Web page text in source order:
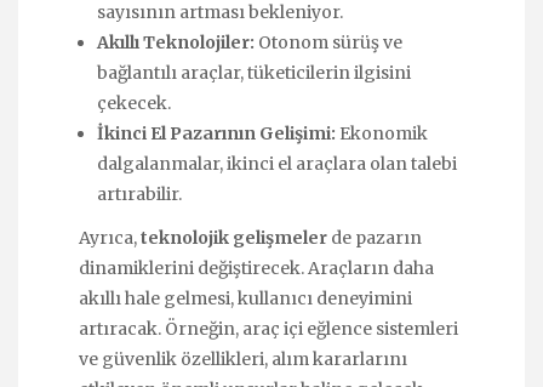
sayısının artması bekleniyor.
Akıllı Teknolojiler: Otonom sürüş ve
bağlantılı araçlar, tüketicilerin ilgisini
çekecek.
İkinci El Pazarının Gelişimi: Ekonomik
dalgalanmalar, ikinci el araçlara olan talebi
artırabilir.
Ayrıca,teknolojik gelişmeler de pazarın
dinamiklerini değiştirecek. Araçların daha
akıllı hale gelmesi, kullanıcı deneyimini
artıracak. Örneğin, araç içi eğlence sistemleri
ve güvenlik özellikleri, alım kararlarını